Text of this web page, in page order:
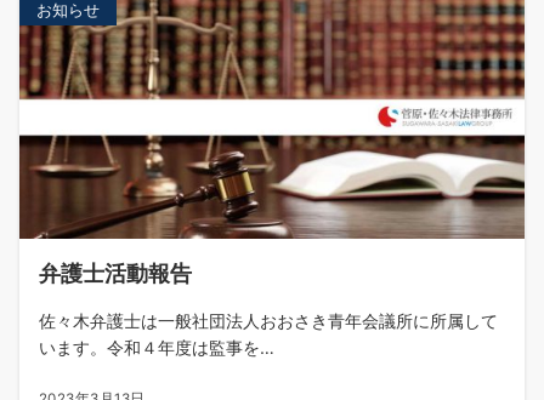
お知らせ
弁護士活動報告
佐々木弁護士は一般社団法人おおさき青年会議所に所属して
います。令和４年度は監事を…